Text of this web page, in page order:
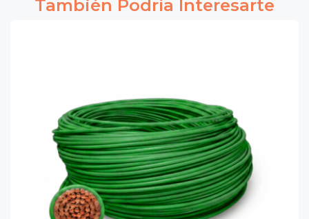
También Podría Interesarte